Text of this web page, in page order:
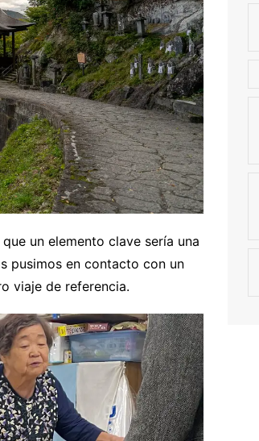
un elemento clave sería una
pusimos en contacto con un
viaje de referencia.